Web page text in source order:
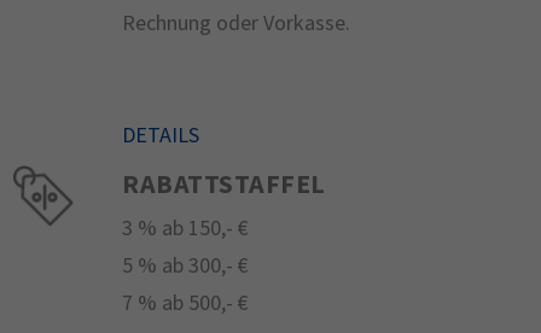
Rechnung oder Vorkasse.
DETAILS
RABATTSTAFFEL
3 % ab 150,- €
5 % ab 300,- €
7 % ab 500,- €